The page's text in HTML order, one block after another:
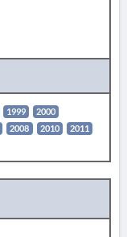
1999
2000
2008 2010
2011